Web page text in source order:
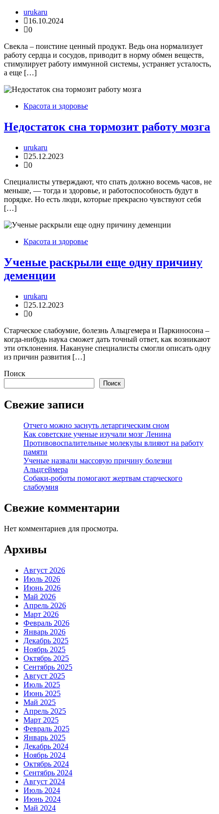
urukaru
16.10.2024
0
Свекла – поистине ценный продукт. Ведь она нормализует
работу сердца и сосудов, приводит в норму обмен веществ,
стимулирует работу иммунной системы, устраняет усталость,
а еще […]
Красота и здоровье
Недостаток сна тормозит работу мозга
urukaru
25.12.2023
0
Специалисты утверждают, что спать должно восемь часов, не
меньше, — тогда и здоровье, и работоспособность будут в
порядке. Но есть люди, которые прекрасно чувствуют себя
[…]
Красота и здоровье
Ученые раскрыли еще одну причину
деменции
urukaru
25.12.2023
0
Старческое слабоумие, болезнь Альцгемера и Паркиносона –
когда-нибудь наука сможет дать точный ответ, как возникают
эти отклонения. Накануне специалисты смогли описать одну
из причин развития […]
Поиск
Поиск
Свежие записи
Отчего можно заснуть летаргическим сном
Как советские ученые изучали мозг Ленина
Противовоспалительные молекулы влияют на работу
памяти
Ученые назвали массовую причину болезни
Альцгеймера
Собаки-роботы помогают жертвам старческого
слабоумия
Свежие комментарии
Нет комментариев для просмотра.
Архивы
Август 2026
Июль 2026
Июнь 2026
Май 2026
Апрель 2026
Март 2026
Февраль 2026
Январь 2026
Декабрь 2025
Ноябрь 2025
Октябрь 2025
Сентябрь 2025
Август 2025
Июль 2025
Июнь 2025
Май 2025
Апрель 2025
Март 2025
Февраль 2025
Январь 2025
Декабрь 2024
Ноябрь 2024
Октябрь 2024
Сентябрь 2024
Август 2024
Июль 2024
Июнь 2024
Май 2024